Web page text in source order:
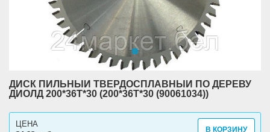
ДИСК ПИЛЬНЫЙ ТВЕРДОСПЛАВНЫЙ ПО ДЕРЕВУ
ДИОЛД 200*36T*30 (200*36T*30 (90061034))
ЦЕНА
В КОРЗИНУ